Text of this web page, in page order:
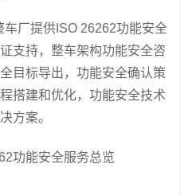
厂提供ISO 26262功能安全
支持，整车架构功能安全咨
目标导出，功能安全确认策
搭建和优化，功能安全技术
方案。
功能安全服务总览